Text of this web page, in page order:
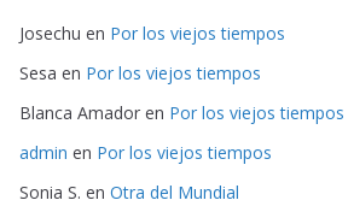
Josechu en Por los viejos tiempos
Sesa en Por los viejos tiempos
Blanca Amador en Por los viejos tiempos
admin en Por los viejos tiempos
Sonia S. en Otra del Mundial